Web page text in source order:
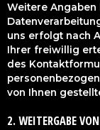
Weitere
uns erfolgt nach
Ihrer freiwillig
des
von Ihnen
2. WEITERGABE